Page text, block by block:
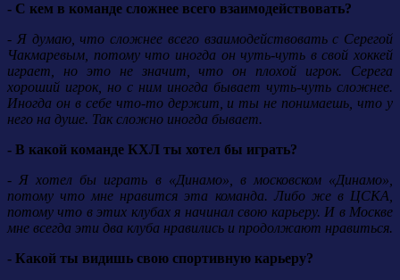
- С кем в команде сложнее всего взаимодействовать?
- Я думаю, что сложнее всего взаимодействовать с Серегой
Чакмаревым, потому что иногда он чуть-чуть в свой хоккей
играет, но это не значит, что он плохой игрок. Серега
хороший игрок, но с ним иногда бывает чуть-чуть сложнее.
Иногда он в себе что-то держит, и ты не понимаешь, что у
него на душе. Так сложно иногда бывает.
- В какой команде КХЛ ты хотел бы играть?
- Я хотел бы играть в «Динамо», в московском «Динамо»,
потому что мне нравится эта команда. Либо же в ЦСКА,
потому что в этих клубах я начинал свою карьеру. И в Москве
мне всегда эти два клуба нравились и продолжают нравиться.
- Какой ты видишь свою спортивную карьеру?